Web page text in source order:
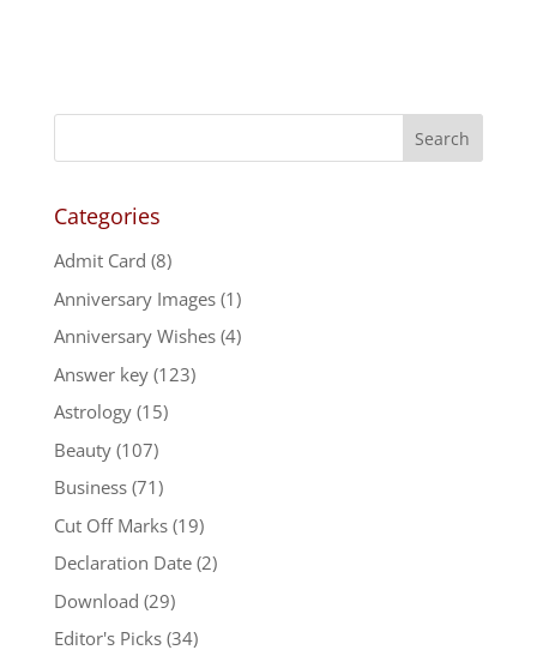
Categories
Admit Card (8)
Anniversary Images(1)
Anniversary Wishes(4)
Answer key(123)
Astrology(15)
Beauty(107)
Business(71)
Cut Off Marks(19)
Declaration Date(2)
Download (29)
Editor's Picks(34)